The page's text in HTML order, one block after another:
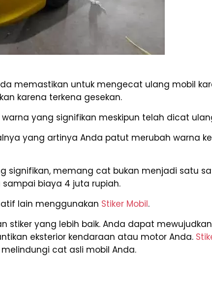
memastikan untuk mengecat ulang mobil
karena terkena gesekan.
yang signifikan meskipun telah dicat
yang artinya Anda patut merubah warna
signifikan, memang cat bukan menjadi satu
biaya 4 juta rupiah.
lain menggunakan Stiker Mobil.
stiker yang lebih baik. Anda dapat mewujudkan
eksterior kendaraan atau motor Anda.
cat asli mobil Anda.